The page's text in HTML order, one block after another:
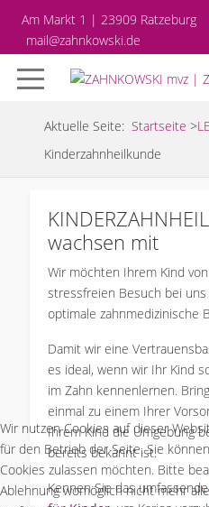
Am Markt 1 | 23909 Ratzeburg
mail@zahnkowski.de
Aktuelle Seite: Startseite >
Kinderzahnheilkunde
wachsen mit
Wir möchten Ihrem Kind
stressfreien Besuch bei
optimale zahnmedizinische
Damit wir eine
es ideal, wenn wir Ihr Kind
im Zahn kennenlernen.
einmal zu einem Ihrer
Ihrem Kind die Umgebung
bereits bekannt ist.
Kennen Sie das umfassende
Wir nutzen Cookies auf dieser
für den Betrieb der Seite. Sie
Cookies zulassen möchten. Bitte
Ablehnung womöglich nicht mehr